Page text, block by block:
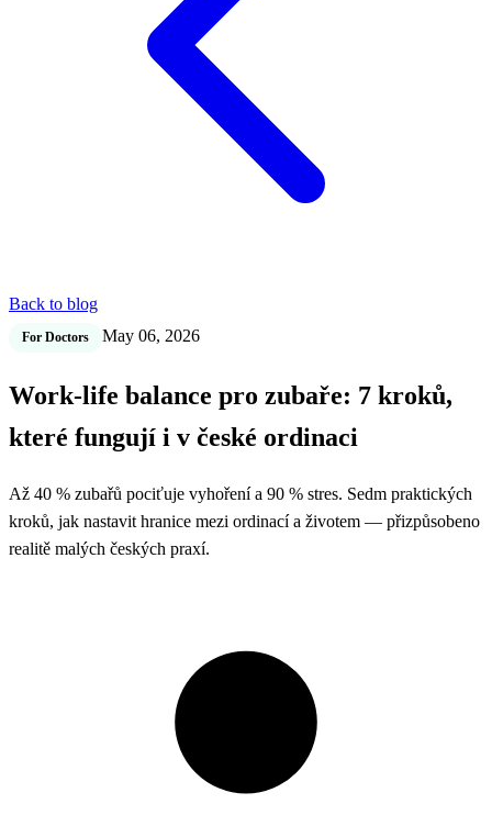
Back to blog
For Doctors May 06, 2026
Work-life balance pro zubaře: 7 kroků,
které fungují i v české ordinaci
Až 40 % zubařů pociťuje vyhoření a 90 % stres. Sedm praktických
kroků, jak nastavit hranice mezi ordinací a životem — přizpůsobeno
realitě malých českých praxí.